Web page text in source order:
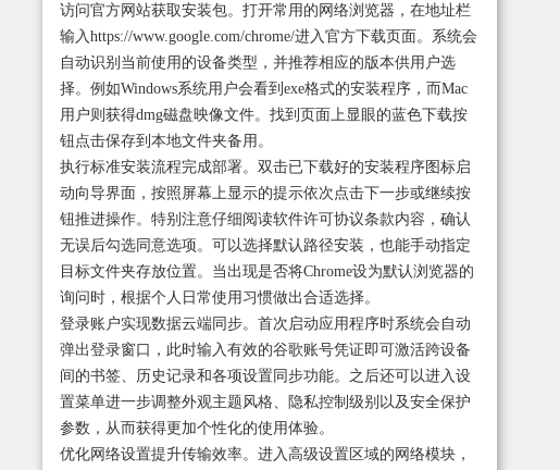
访问官方网站获取安装包。打开常用的网络浏览器，在地址栏
输入https://www.google.com/chrome/进入官方下载页面。系统会
自动识别当前使用的设备类型，并推荐相应的版本供用户选
择。例如Windows系统用户会看到exe格式的安装程序，而Mac
用户则获得dmg磁盘映像文件。找到页面上显眼的蓝色下载按
钮点击保存到本地文件夹备用。
执行标准安装流程完成部署。双击已下载好的安装程序图标启
动向导界面，按照屏幕上显示的提示依次点击下一步或继续按
钮推进操作。特别注意仔细阅读软件许可协议条款内容，确认
无误后勾选同意选项。可以选择默认路径安装，也能手动指定
目标文件夹存放位置。当出现是否将Chrome设为默认浏览器的
询问时，根据个人日常使用习惯做出合适选择。
登录账户实现数据云端同步。首次启动应用程序时系统会自动
弹出登录窗口，此时输入有效的谷歌账号凭证即可激活跨设备
间的书签、历史记录和各项设置同步功能。之后还可以进入设
置菜单进一步调整外观主题风格、隐私控制级别以及安全保护
参数，从而获得更加个性化的使用体验。
优化网络设置提升传输效率。进入高级设置区域的网络模块，